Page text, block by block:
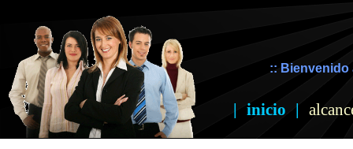
:: Bienvenido
| inicio |